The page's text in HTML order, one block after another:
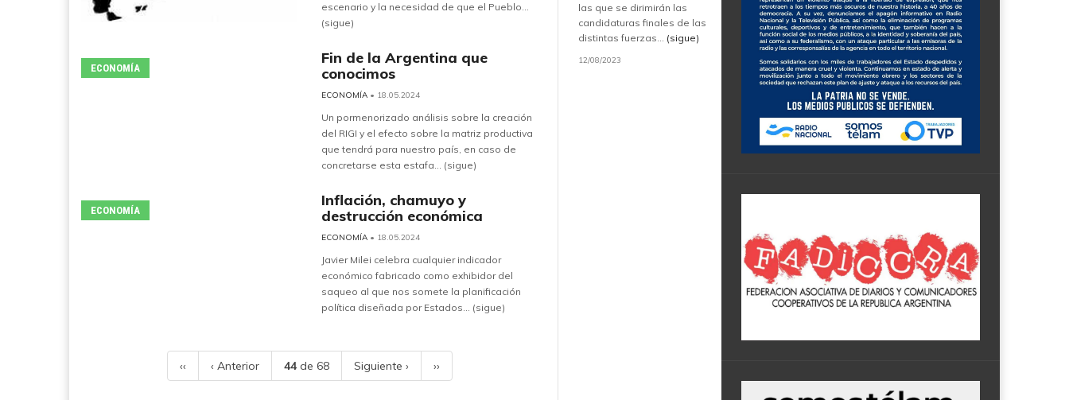
escenario y la necesidad de que el Pueblo...
(sigue)
ECONOMÍA
Fin de la Argentina que
conocimos
ECONOMÍA • 18.05.2024
Un pormenorizado análisis sobre la creación
del RIGI y el efecto sobre la matriz productiva
que tendrá para nuestro país, en caso de
concretarse esta estafa... (sigue)
ECONOMÍA
Inflación, chamuyo y
destrucción económica
ECONOMÍA • 18.05.2024
Javier Milei celebra cualquier indicador
económico fabricado como exhibidor del
saqueo al que nos somete la planificación
política diseñada por Estados... (sigue)
‹‹ ‹ Anterior 44de 68 Siguiente › ››
las que se dirimirán las
candidaturas finales de las
distintas fuerzas... (sigue)
12/08/2023